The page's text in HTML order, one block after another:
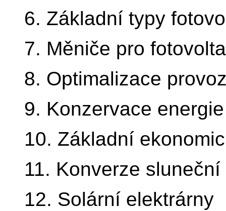
6. Základní typy
7. Měniče pro
8. Optimalizace
9. Konzervace
10. Základní
11. Konverze
12. Solární elektrárny